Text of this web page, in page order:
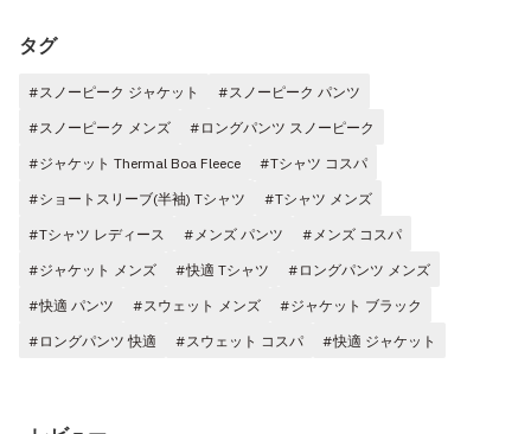
タグ
#スノーピーク ジャケット
#スノーピーク パンツ
#スノーピーク メンズ
#ロングパンツ スノーピーク
#ジャケット Thermal Boa Fleece
#Tシャツ コスパ
#ショートスリーブ(半袖) Tシャツ
#Tシャツ メンズ
#Tシャツ レディース
#メンズ パンツ
#メンズ コスパ
#ジャケット メンズ
#快適 Tシャツ
#ロングパンツ メンズ
#快適 パンツ
#スウェット メンズ
#ジャケット ブラック
#ロングパンツ 快適
#スウェット コスパ #快適 ジャケット